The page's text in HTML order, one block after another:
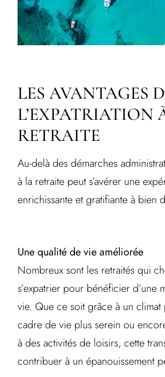
LES AVANTAGES
L’EXPATRIATION
RETRAITE
Au-delà des démarches
à la retraite peut s’avérer une
enrichissante et gratifiante à bien
Une qualité de vie améliorée
Nombreux sont les retraités qui
s’expatrier pour bénéficier d’une
vie. Que ce soit grâce à un climat
cadre de vie plus serein ou
à des activités de loisirs, cette
contribuer à un épanouissement